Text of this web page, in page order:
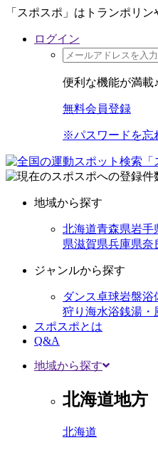
「スポスポ」はトランポリ
ログイン
便利な機能が満載♪
無料会員登録
※パスワードを忘
地域から探す
北海道青森県岩手
県滋賀県兵庫県奈
ジャンルから探す
ダンス卓球岩盤浴
狩り 海水浴銭湯・
スポスポとは
Q&A
地域から探す
北海道地方
北海道